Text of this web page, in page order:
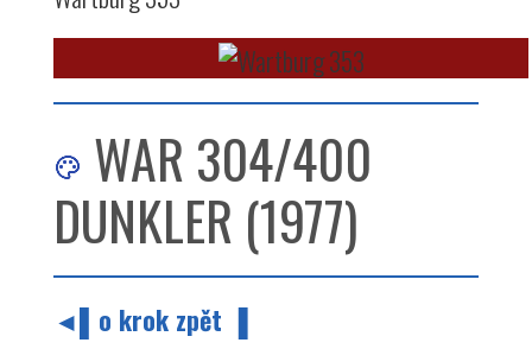
WAR 304/400
DUNKLER (1977)
◄▌o krok zpět ▐